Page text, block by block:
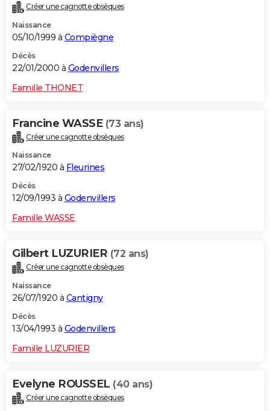
Créer une cagnotte obsèques
Naissance
05/10/1999 à Compiègne
Décès
22/01/2000 à Godenvillers
Famille THONET
Francine WASSE (73 ans)
Créer une cagnotte obsèques
Naissance
27/02/1920 à Fleurines
Décès
12/09/1993 à Godenvillers
Famille WASSE
Gilbert LUZURIER (72 ans)
Créer une cagnotte obsèques
Naissance
26/07/1920 à Cantigny
Décès
13/04/1993 à Godenvillers
Famille LUZURIER
Evelyne ROUSSEL (40 ans)
Créer une cagnotte obsèques